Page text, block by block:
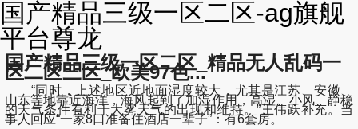
国产精品三级一区二区-ag旗舰
平台尊龙
国产精品三级一区二区_精品无人乱码一
区二区三区_欧美97色...
“同时，上述地区近地面湿度较大，尤其是江苏、安徽、
山东等地靠近海洋，海风起到了加湿作用，高湿、小风、静稳
的天气条件有利于大雾天气的出现和维持。”王伟跃补充。当
事人回应“一家8口准备住酒店一辈子”：有6套房。